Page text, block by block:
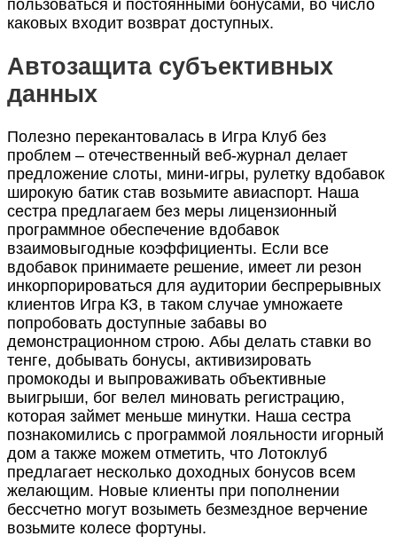
пользоваться и постоянными бонусами, во число
каковых входит возврат доступных.
Автозащита субъективных
данных
Полезно перекантовалась в Игра Клуб без
проблем – отечественный веб-журнал делает
предложение слоты, мини-игры, рулетку вдобавок
широкую батик став возьмите авиаспорт. Наша
сестра предлагаем без меры лицензионный
программное обеспечение вдобавок
взаимовыгодные коэффициенты. Если все
вдобавок принимаете решение, имеет ли резон
инкорпорироваться для аудитории беспрерывных
клиентов Игра КЗ, в таком случае умножаете
попробовать доступные забавы во
демонстрационном строю. Абы делать ставки во
тенге, добывать бонусы, активизировать
промокоды и выпроваживать объективные
выигрыши, бог велел миновать регистрацию,
которая займет меньше минутки. Наша сестра
познакомились с программой лояльности игорный
дом а также можем отметить, что Лотоклуб
предлагает несколько доходных бонусов всем
желающим. Новые клиенты при пополнении
бессчетно могут возыметь безмездное верчение
возьмите колесе фортуны.